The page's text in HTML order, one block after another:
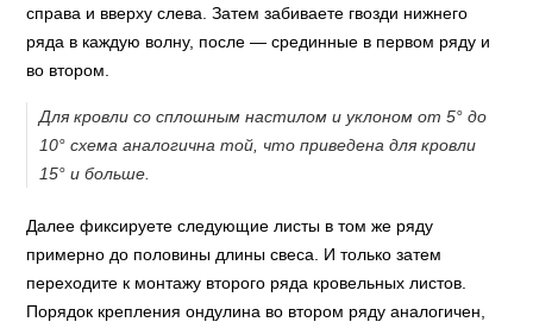
справа и вверху слева. Затем забиваете гвозди нижнего
ряда в каждую волну, после — срединные в первом ряду и
во втором.
Для кровли со сплошным настилом и уклоном от 5° до
10° схема аналогична той, что приведена для кровли
15° и больше.
Далее фиксируете следующие листы в том же ряду
примерно до половины длины свеса. И только затем
переходите к монтажу второго ряда кровельных листов.
Порядок крепления ондулина во втором ряду аналогичен,